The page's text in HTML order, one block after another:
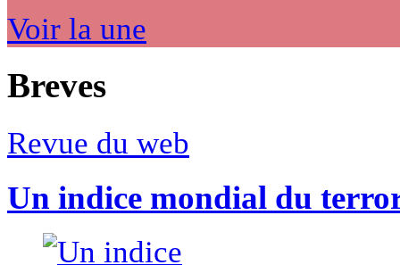
Voir la une
Breves
Revue du web
Un indice mondial du